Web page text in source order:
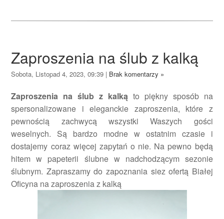
Zaproszenia na ślub z kalką
Sobota, Listopad 4, 2023, 09:39 | Brak komentarzy »
Zaproszenia na ślub z kalką to piękny sposób na
spersonalizowane i eleganckie zaproszenia, które z
pewnością zachwycą wszystki Waszych gości
weselnych. Są bardzo modne w ostatnim czasie i
dostajemy coraz więcej zapytań o nie. Na pewno będą
hitem w papeterii ślubne w nadchodzącym sezonie
ślubnym. Zapraszamy do zapoznania siez ofertą Białej
Oficyna na zaproszenia z kalką